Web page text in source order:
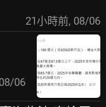
21小時前, 08/06
08/06